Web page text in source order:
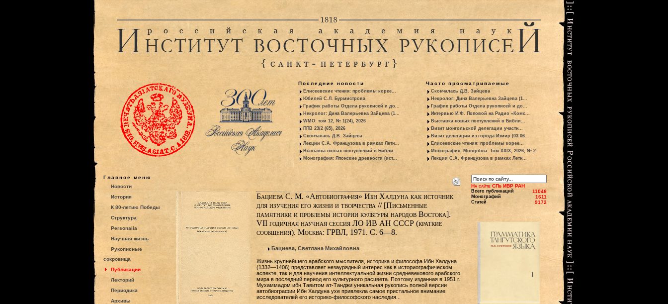
Последние новости
Елисеевские чтения: проблемы корее...
Юбилей С.Л. Бурмистрова
График работы Отдела рукописей и до...
Некролог: Дина Валерьевна Зайцева (1...
WMO: том 12, № 1(24), 2026
ППВ 23/2 (65), 2026
Скончалась Д.В. Зайцева
Лекции С.А. Французова в рамках Летн...
Выставка новых поступлений в Библи...
Монография: Японские древности (ист...
Часто просматриваемые
Скончалась Д.В. Зайцева
Некролог: Дина Валерьевна Зайцева (1...
График работы Отдела рукописей и до...
Интервью И.Ф. Поповой на Радио «Комс...
Выставка новых поступлений в Библи...
Визит монгольской делегации участн...
Визит делегации из города Измир (03.06...
Елисеевские чтения: проблемы корее...
Монография: Mongolica. Том XXIX, 2026, № 2
Лекции С.А. Французова в рамках Летн...
Главное меню
Новости
История
К 80-летию Победы
Структура
Personalia
Научная жизнь
Рукописные
сокровища
Публикации
Лекторий
Периодика
Архивы
Бациева С. М. «Автобиография» Ибн Халдуна как источник
для изучения его жизни и творчества // [Письменные
памятники и проблемы истории культуры народов Востока].
VII годичная научная сессия ЛО ИВ АН СССР (краткие
сообщения). Москва: ГРВЛ, 1971. С. 6—8.
Бациева, Светлана Михайловна
Жизнь крупнейшего арабского мыслителя, историка и философа Ибн Халдуна
(1332—1406) представляет незаурядный интерес как в историографическом
аспекте, так и для научения интеллектуальной жизни средневекового арабского
мира в последний период его культурного расцвета. Поэтому изданная в 1951 г.
Мухаммадом ибн Тавитом ат-Танджи уникальная рукопись полной версии
автобиографии Ибн Халдуна ухе привлекла самое пристальное внимание
исследователей его историко-философского наследия...
На сайте СПб ИВР РАН
Всего публикаций 11046
Монографий 1611
Статей 9172